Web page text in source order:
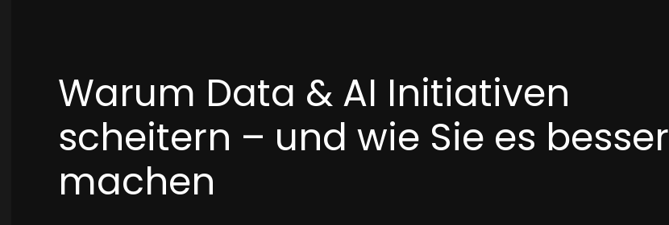
Warum Data & AI Initiativen
scheitern – und wie Sie es besser
machen